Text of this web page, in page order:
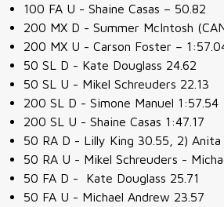
100 FA U - Shaine Casas – 50.82
200 MX D - Summer McIntosh
200 MX U - Carson Foster –
50 SL D - Kate Douglass 24.62
50 SL U - Mikel Schreuders 22.13
200 SL D - Simone Manuel 1:57.54
200 SL U - Shaine Casas 1:47.17
50 RA D - Lilly King 30.55, 2)
50 RA U - Mikel Schreuders -
50 FA D - Kate Douglass 25.71
50 FA U - Michael Andrew 23.57